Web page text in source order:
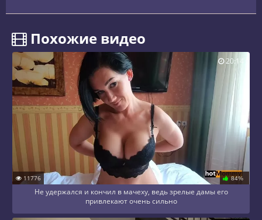
️ Похожие видео
11776 84%
Не удержался и кончил в мачеху, ведь зрелые дамы его
привлекают очень сильно
20:14